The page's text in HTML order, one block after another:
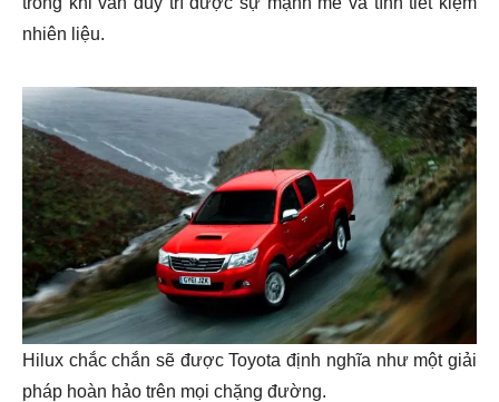
nhiên liệu.
Hilux chắc chắn sẽ được Toyota định nghĩa như một giải
pháp hoàn hảo trên mọi chặng đường.